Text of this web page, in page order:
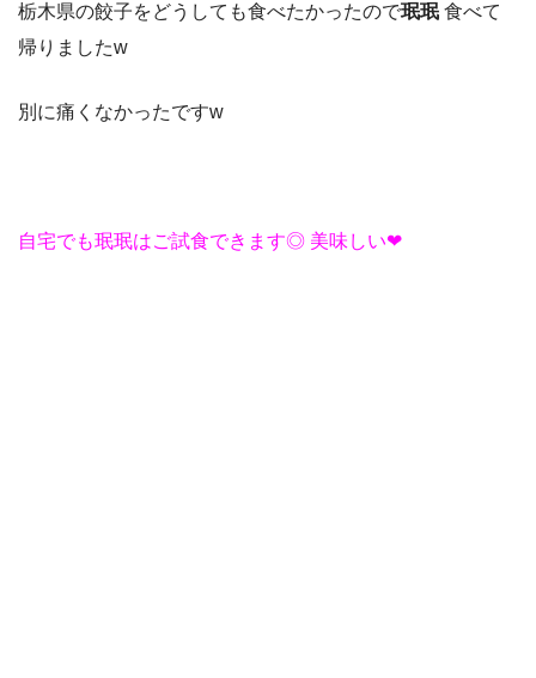
栃木県の餃子をどうしても食べたかったので珉珉 食べて
帰りましたw
別に痛くなかったですw
自宅でも珉珉はご試食できます◎ 美味しい❤︎